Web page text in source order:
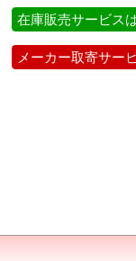
在庫販売サービス
メーカー取寄サー